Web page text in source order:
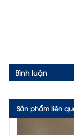
Bình luận
Sản phẩm liên